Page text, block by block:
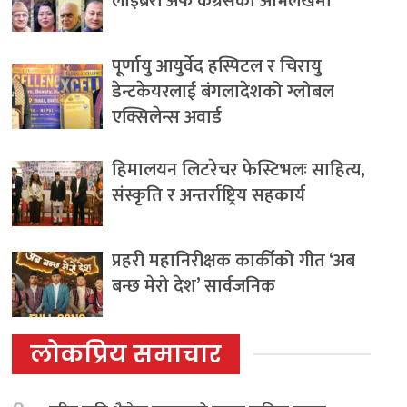
पूर्णायु आयुर्वेद हस्पिटल र चिरायु
डेन्टकेयरलाई बंगलादेशको ग्लोबल
एक्सिलेन्स अवार्ड
हिमालयन लिटरेचर फेस्टिभलः साहित्य,
संस्कृति र अन्तर्राष्ट्रिय सहकार्य
प्रहरी महानिरीक्षक कार्कीको गीत ‘अब
बन्छ मेरो देश’ सार्वजनिक
लोकप्रिय समाचार